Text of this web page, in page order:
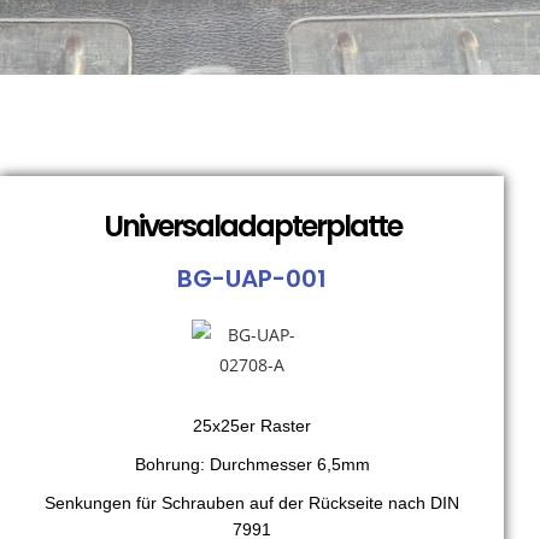
Universaladapterplatte
BG-UAP-001
25x25er Raster
Bohrung: Durchmesser 6,5mm
Senkungen für Schrauben auf der Rückseite nach DIN
7991